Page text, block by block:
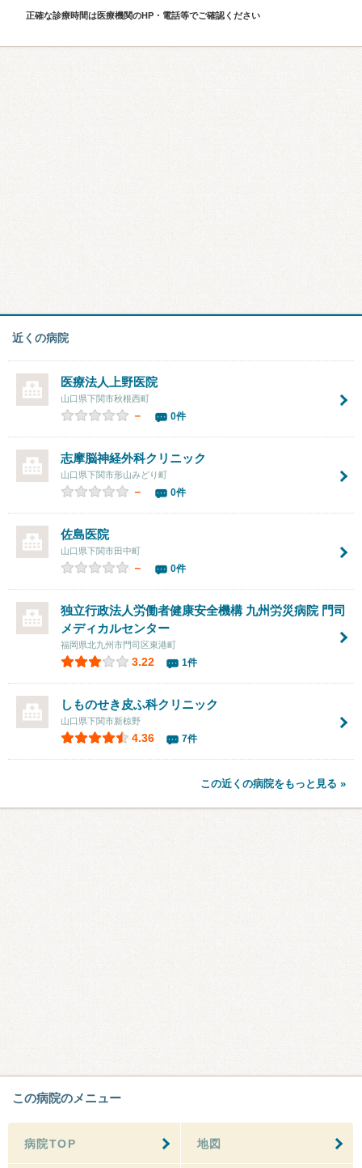
正確な診療時間は医療機関のHP・電話等でご確認ください
近くの病院
医療法人上野医院
山口県下関市秋根西町
－ 0件
志摩脳神経外科クリニック
山口県下関市形山みどり町
－ 0件
佐島医院
山口県下関市田中町
－ 0件
独立行政法人労働者健康安全機構 九州労災病院 門司
メディカルセンター
福岡県北九州市門司区東港町
3.22 1件
しものせき皮ふ科クリニック
山口県下関市新椋野
4.36 7件
この近くの病院をもっと見る »
この病院のメニュー
病院TOP 地図